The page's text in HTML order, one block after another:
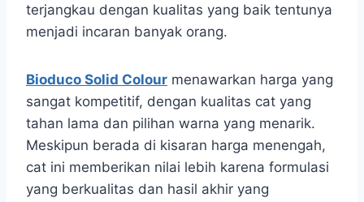
terjangkau dengan kualitas yang baik tentunya
menjadi incaran banyak orang.
Bioduco Solid Colour menawarkan harga yang
sangat kompetitif, dengan kualitas cat yang
tahan lama dan pilihan warna yang menarik.
Meskipun berada di kisaran harga menengah,
cat ini memberikan nilai lebih karena formulasi
yang berkualitas dan hasil akhir yang